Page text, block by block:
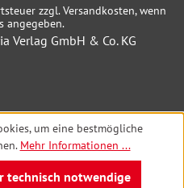
zzgl. Versandkosten, wenn
angegeben.
Verlag GmbH & Co. KG
um eine bestmögliche
Mehr Informationen ...
technisch notwendige